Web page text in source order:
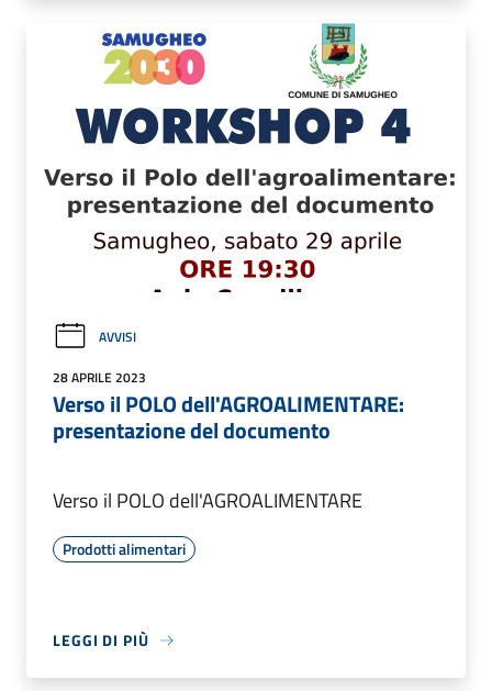
AVVISI
28 APRILE 2023
Verso il POLO dell'AGROALIMENTARE:
presentazione del documento
Verso il POLO dell'AGROALIMENTARE
Prodotti alimentari
LEGGI DI PIÙ